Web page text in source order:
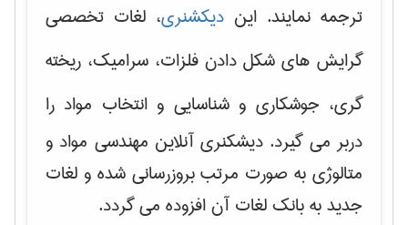
ترجمه نمایند. این دیکشنری، لغات تخصصی
گرایش های شکل دادن فلزات، سرامیک، ریخته
گری، جوشکاری و شناسایی و انتخاب مواد را
دربر می گیرد. دیشکنری آنلاین مهندسی مواد و
متالوژی به صورت مرتب بروزرسانی شده و لغات
جدید به بانک لغات آن افزوده می گردد.